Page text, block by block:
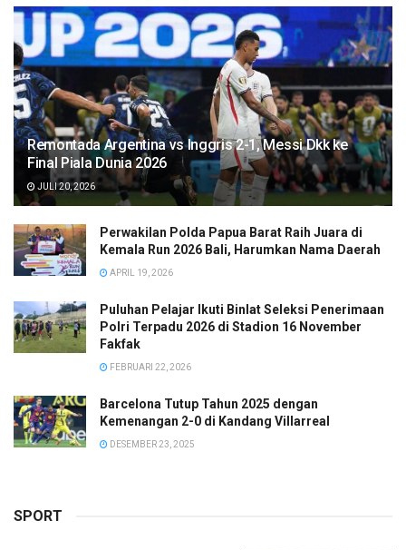
Remontada Argentina vs Inggris 2-1, Messi Dkk ke
Final Piala Dunia 2026
JULI 20, 2026
Perwakilan Polda Papua Barat Raih Juara di
Kemala Run 2026 Bali, Harumkan Nama Daerah
APRIL 19, 2026
Puluhan Pelajar Ikuti Binlat Seleksi Penerimaan
Polri Terpadu 2026 di Stadion 16 November
Fakfak
FEBRUARI 22, 2026
Barcelona Tutup Tahun 2025 dengan
Kemenangan 2-0 di Kandang Villarreal
DESEMBER 23, 2025
SPORT